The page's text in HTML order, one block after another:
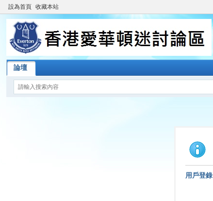
設為首頁 收藏本站
論壇
用戶登錄